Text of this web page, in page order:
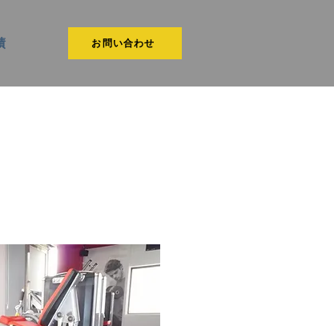
お問い合わせ